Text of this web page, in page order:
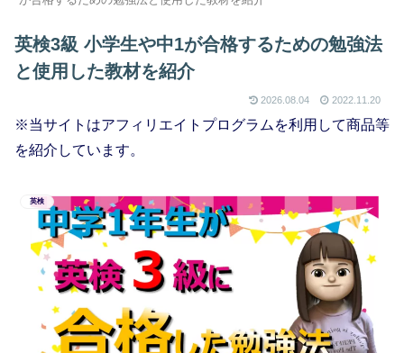
英検3級 小学生や中1が合格するための勉強法
と使用した教材を紹介
2026.08.04 2022.11.20
※当サイトはアフィリエイトプログラムを利用して商品等
を紹介しています。
英検